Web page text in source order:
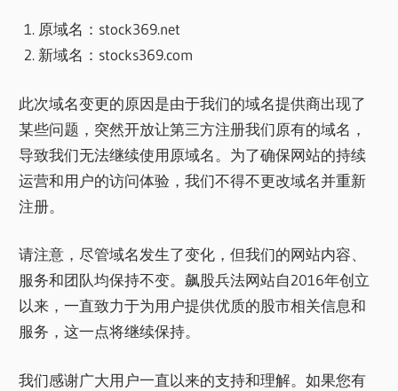
原域名：stock369.net
新域名：stocks369.com
此次域名变更的原因是由于我们的域名提供商出现了
某些问题，突然开放让第三方注册我们原有的域名，
导致我们无法继续使用原域名。为了确保网站的持续
运营和用户的访问体验，我们不得不更改域名并重新
注册。
请注意，尽管域名发生了变化，但我们的网站内容、
服务和团队均保持不变。飙股兵法网站自2016年创立
以来，一直致力于为用户提供优质的股市相关信息和
服务，这一点将继续保持。
我们感谢广大用户一直以来的支持和理解。如果您有